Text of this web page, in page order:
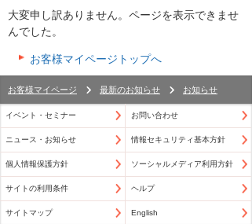
大変申し訳ありません。ページを表示できませ
んでした。
お客様マイページトップへ
お客様マイページ 最新のお知らせ お知らせ
イベント・セミナー お問い合わせ
ニュース・お知らせ 情報セキュリティ基本方針
個人情報保護方針 ソーシャルメディア利用方針
サイトの利用条件 ヘルプ
サイトマップ English